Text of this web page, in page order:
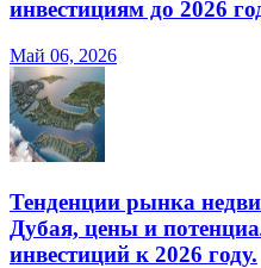
инвестициям до 2026
Май 06, 2026
Тенденции рынка
Дубая, цены и
инвестиций к 2026 году.